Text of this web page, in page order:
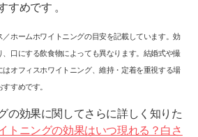
すめです 。
ホームホワイトニングの目安を記載しています。効
口にする飲食物によっても異なります。結婚式や撮
オフィスホワイトニング、維持・定着を重視する場
すめです。
の効果に関してさらに詳しく知りた
トニングの効果はいつ現れる？白さ